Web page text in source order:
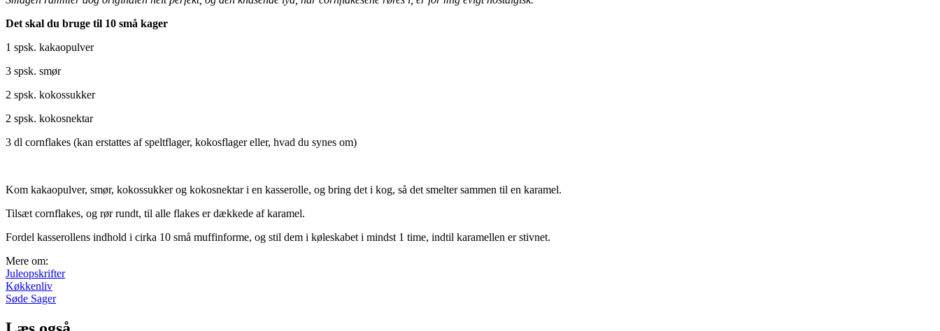
Det skal du bruge til 10 små kager
1 spsk. kakaopulver
3 spsk. smør
2 spsk. kokossukker
2 spsk. kokosnektar
3 dl cornflakes (kan erstattes af speltflager, kokosflager eller, hvad du synes om)
Kom kakaopulver, smør, kokossukker og kokosnektar i en kasserolle, og bring det i kog, så det smelter sammen til en karamel.
Tilsæt cornflakes, og rør rundt, til alle flakes er dækkede af karamel.
Fordel kasserollens indhold i cirka 10 små muffinforme, og stil dem i køleskabet i mindst 1 time, indtil karamellen er stivnet.
Mere om:
Juleopskrifter
Køkkenliv
Søde Sager